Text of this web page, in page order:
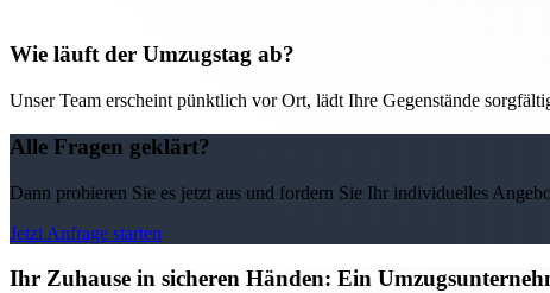
Wie läuft der Umzugstag ab?
Unser Team erscheint pünktlich vor Ort, lädt Ihre Gegenstände
Alle Fragen geklärt?
Dann probieren Sie es jetzt aus und fordern Sie Ihr individuelles
Jetzt Anfrage starten
Ihr Zuhause in sicheren Händen: Ein